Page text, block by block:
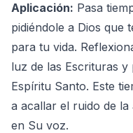
Aplicación: Pasa
pidiéndole a Dios que
para tu vida.
luz de las Escrituras
Espíritu Santo. Este
a acallar el ruido de
en Su voz.